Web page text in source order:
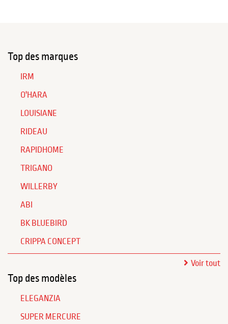
Top des marques
IRM
O'HARA
LOUISIANE
RIDEAU
RAPIDHOME
TRIGANO
WILLERBY
ABI
BK BLUEBIRD
CRIPPA CONCEPT
Voir tout
Top des modèles
ELEGANZIA
SUPER MERCURE